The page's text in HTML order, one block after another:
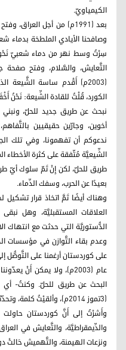
الكيمياويّ.
بعد (1991م) من أجل
وصافحنا الأيادي الملطخة بدماء
سِرْتُ وسط نهر من دماء شعبيّ نَحْو
التَّعايش، والسَّلام، وفتح
(2003م) أَقْدم ساسة الشَّيعة
الكورد، قُلْتُ للقادة الشِّيعة: نَحْنُ
نبحث عن طريق جديد للحلّ،
أخوين، وجارّين حقيقيين
ندعوكم أن تفهمونا، وفي تلك
الشِّيعيَّة مُتّفقة على كثرة الأخطاء
طريق للحلّ، لكن إِنْ تَمّ سلوك أيّ
بعيدًا عن الحرب، وسفك الدِّماء.
وهناك أيضًا تَمَّ اتخاذ قرار تشكيل
العلاقات المستقبليَّة، وهل
الدُّستوريَّة التي حدثت مع انتهاك
وعدم بقاء التَّوازن في مؤسسات
على كوردستان أرغمنا على التَّوصُّل
عام (2003م)، ولا يمكن أَنْ
البحث عن طريق للحلّ. وكنتُ- أي
(3تموز 2014م)، وألقيْتُ
وأَشرْتُ إلى أَنَّ كوردستان حاولت
والدِّيمقراطيَّة، والتَّعايش في
ونزعات الهيمنة، والتَّهميش حَالتْ